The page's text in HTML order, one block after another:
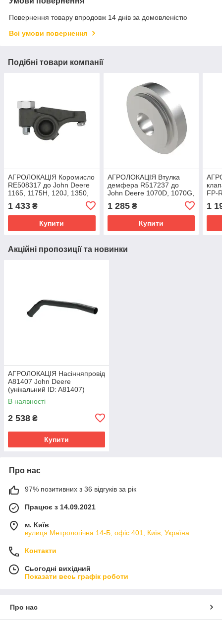
Повернення товару впродовж 14 днів за домовленістю
Всі умови повернення
Подібні товари компанії
АГРОЛОКАЦІЯ Коромисло
RE508317 до John Deere
1165, 1175H, 120J, 1350,
1750, 1850,
1 433 ₴
Купити
АГРОЛОКАЦІЯ Втулка
демфера R517237 до
John Deere 1070D, 1070G,
125J, 1470, 1570, 2204,
1 285₴
Купити
FP-
1
Акційні пропозиції та новинки
АГРОЛОКАЦІЯ Насінняпровід
A81407 John Deere
(унікальний ID: A81407)
В наявності
2 538 ₴
Купити
Про нас
97% позитивних з 36 відгуків за рік
Працює з 14.09.2021
м. Київ
вулиця Метрологічна 14-Б, офіс 401, Київ, Україна
Контакти
Сьогодні вихідний
Показати весь графік роботи
Про нас